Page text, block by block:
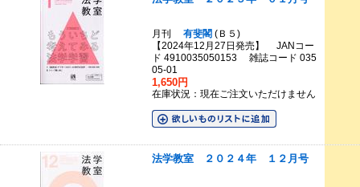
月刊 有斐閣 (Ｂ５)
【2024年12月27日発売】 JANコー
ド 4910035050153 雑誌コード 035
05-01
1,650円
在庫状況：現在ご注文いただけません
法学教室 ２０２４年 １２月号